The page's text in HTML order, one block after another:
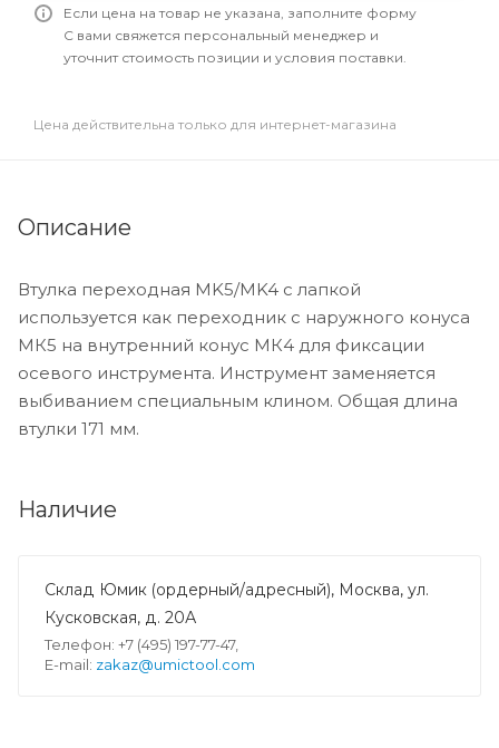
Если цена на товар не указана, заполните форму
С вами свяжется персональный менеджер и
уточнит стоимость позиции и условия поставки.
Цена действительна только для интернет-магазина
Описание
Втулка переходная MK5/MK4 с лапкой
используется как переходник с наружного конуса
МК5 на внутренний конус МК4 для фиксации
осевого инструмента. Инструмент заменяется
выбиванием специальным клином. Общая длина
втулки 171 мм.
Наличие
Склад Юмик (ордерный/адресный), Москва, ул.
Кусковская, д. 20А
Телефон: +7 (495) 197-77-47,
E-mail: zakaz@umictool.com